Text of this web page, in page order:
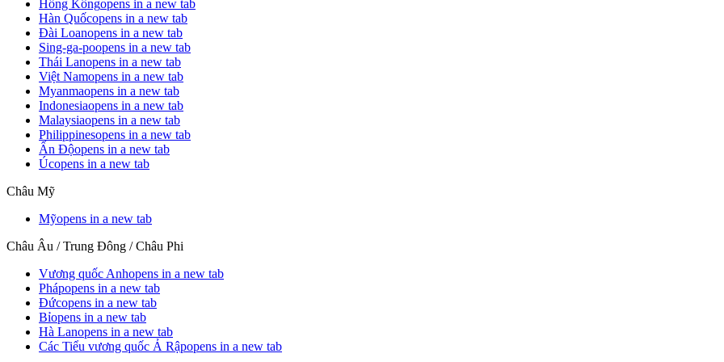
Hồng Kôngopens in a new tab
Hàn Quốcopens in a new tab
Đài Loanopens in a new tab
Sing-ga-poopens in a new tab
Thái Lanopens in a new tab
Việt Namopens in a new tab
Myanmaopens in a new tab
Indonesiaopens in a new tab
Malaysiaopens in a new tab
Philippinesopens in a new tab
Ấn Độopens in a new tab
Úcopens in a new tab
Châu Mỹ
Mỹopens in a new tab
Châu Âu / Trung Đông / Châu Phi
Vương quốc Anhopens in a new tab
Phápopens in a new tab
Đứcopens in a new tab
Bỉopens in a new tab
Hà Lanopens in a new tab
Các Tiểu vương quốc Ả Rậpopens in a new tab